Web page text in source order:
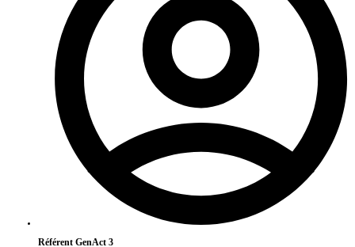
Référent GenAct 3